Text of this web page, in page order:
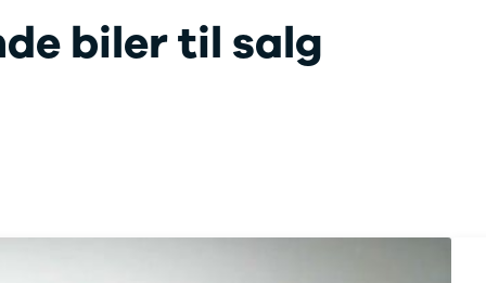
biler til salg